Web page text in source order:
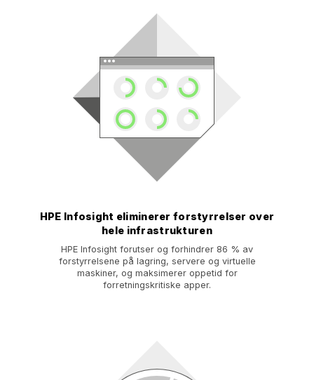
HPE Infosight eliminerer forstyrrelser over
hele infrastrukturen
HPE Infosight forutser og forhindrer 86 % av
forstyrrelsene på lagring, servere og virtuelle
maskiner, og maksimerer oppetid for
forretningskritiske apper.